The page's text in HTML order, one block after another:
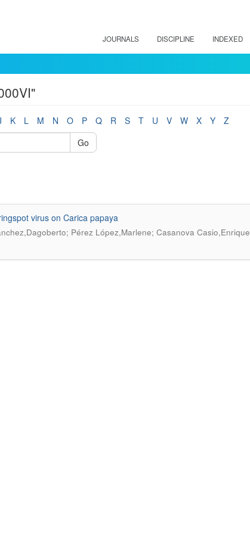
JOURNALS DISCIPLINE INDEXED
K L M N O P Q R S T U V W X Y
Z
Go
virus on Carica papaya
Pérez López,Marlene; Casanova Casio,Enrique